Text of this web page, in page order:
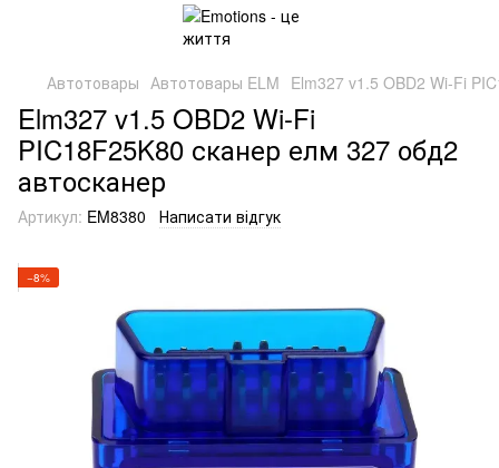
Автотовары Автотовары ELM Elm327 v1.5 OBD2 Wi-Fi
Elm327 v1.5 OBD2 Wi-Fi
PIC18F25K80 сканер елм 327 обд2
автосканер
Артикул: EM8380 Написати відгук
−8%